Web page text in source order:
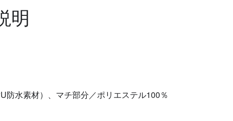
明
水素材）、マチ部分／ポリエステル100％